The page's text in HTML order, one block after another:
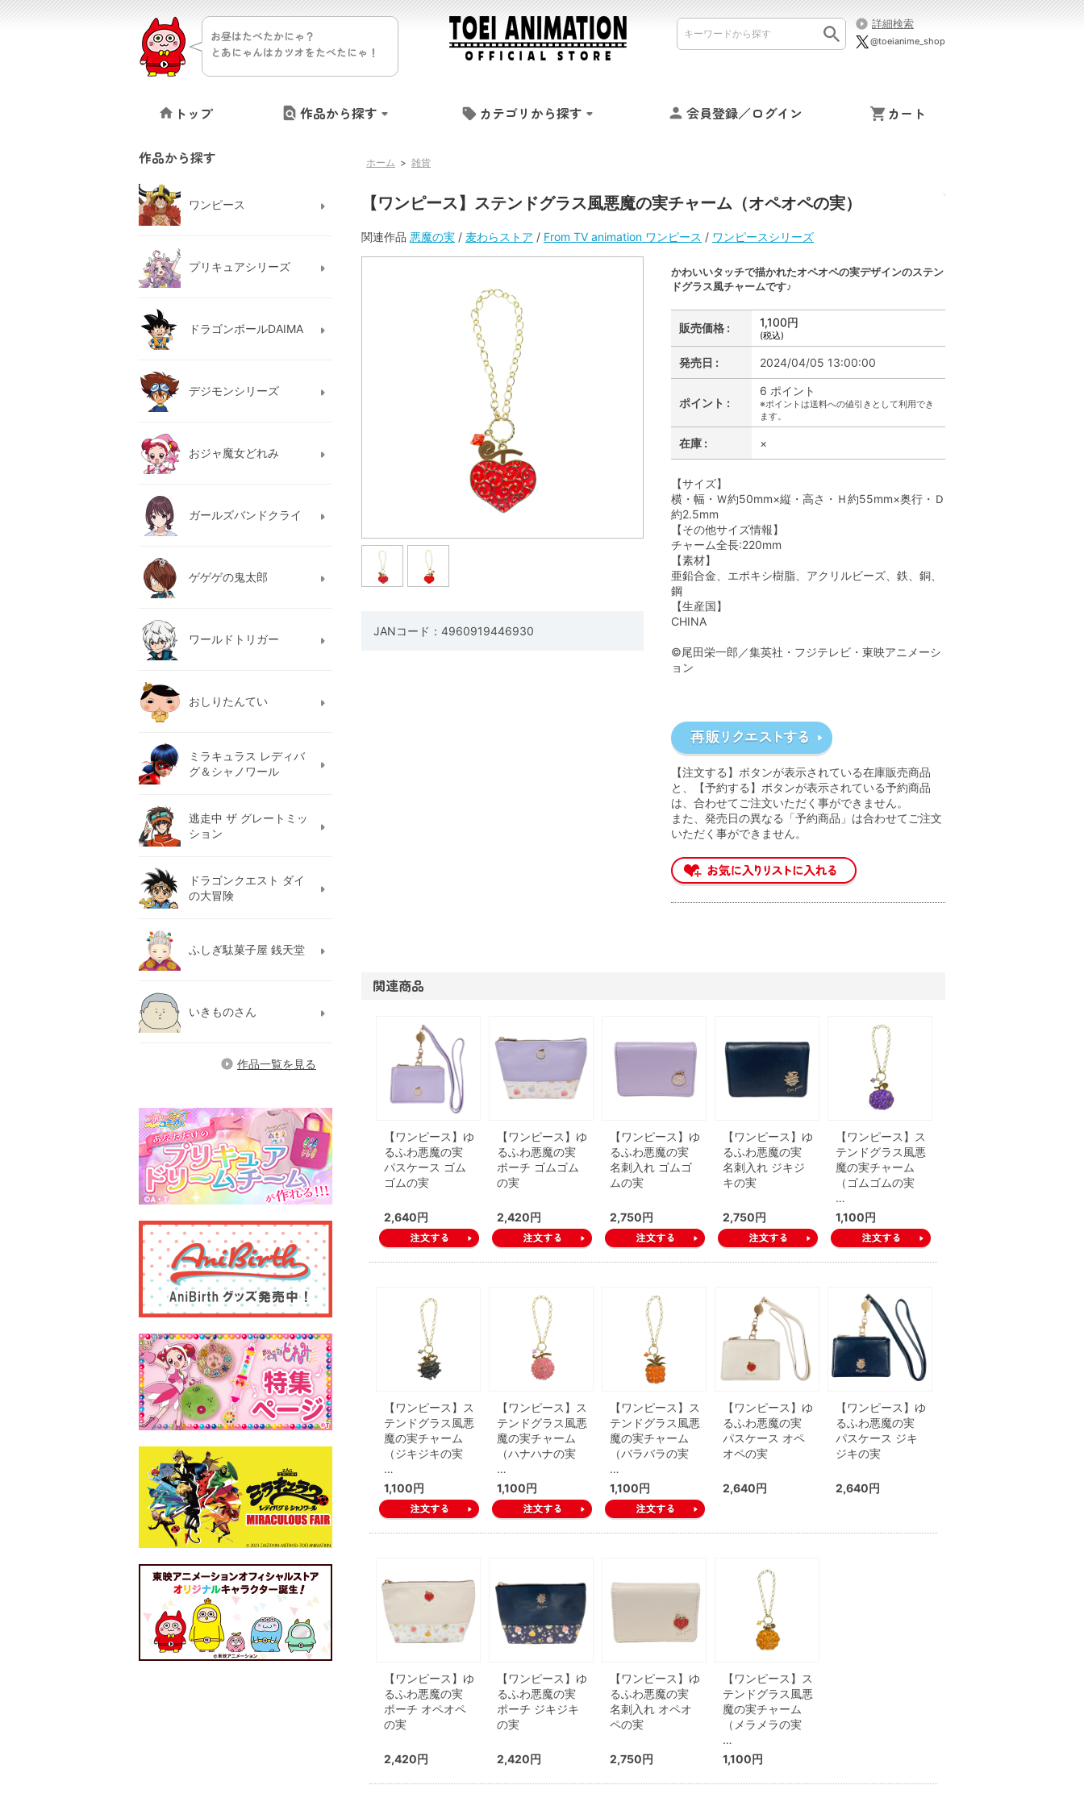
お昼はたべたかにゃ？
とあにゃんはカツオをたべたにゃ！
詳細検索
@toeianime_shop
トップ 作品から探す カテゴリから探す 会員登録／ログイン カート
ホーム > 雑貨
【ワンピース】ステンドグラス風悪魔の実チャーム（オペオペの実）
関連作品 悪魔の実 / 麦わらストア / From TV animation ワンピース / ワンピースシリーズ
JANコード：4960919446930
かわいいタッチで描かれたオペオペの実デザインのステン
ドグラス風チャームです♪
販売価格 : 1,100円
(税込)
発売日 : 2024/04/05 13:00:00
ポイント :
6 ポイント
※ポイントは送料への値引きとして利用でき
ます。
在庫 : ×
【サイズ】
横・幅・Ｗ約50mm×縦・高さ・Ｈ約55mm×奥行・Ｄ
約2.5mm
【その他サイズ情報】
チャーム全長:220mm
【素材】
亜鉛合金、エポキシ樹脂、アクリルビーズ、鉄、銅、
鋼
【生産国】
CHINA
©尾田栄一郎／集英社・フジテレビ・東映アニメーシ
ョン
【注文する】ボタンが表示されている在庫販売商品
と、【予約する】ボタンが表示されている予約商品
は、合わせてご注文いただく事ができません。
また、発売日の異なる「予約商品」は合わせてご注文
いただく事ができません。
関連商品
【ワンピース】ゆ
るふわ悪魔の実
パスケース ゴム
ゴムの実
2,640円
【ワンピース】ゆ
るふわ悪魔の実
ポーチ ゴムゴム
の実
2,420円
【ワンピース】ゆ
るふわ悪魔の実
名刺入れ ゴムゴ
ムの実
2,750円
【ワンピース】ゆ
るふわ悪魔の実
名刺入れ ジキジ
キの実
2,750円
【ワンピース】ス
テンドグラス風悪
魔の実チャーム
（ゴムゴムの実
…
1,100円
【ワンピース】ス
テンドグラス風悪
魔の実チャーム
（ジキジキの実
…
1,100円
【ワンピース】ス
テンドグラス風悪
魔の実チャーム
（ハナハナの実
…
1,100円
【ワンピース】ス
テンドグラス風悪
魔の実チャーム
（バラバラの実
…
1,100円
【ワンピース】ゆ
るふわ悪魔の実
パスケース オペ
オペの実
2,640円
【ワンピース】ゆ
るふわ悪魔の実
パスケース ジキ
ジキの実
2,640円
【ワンピース】ゆ
るふわ悪魔の実
ポーチ オペオペ
の実
2,420円
【ワンピース】ゆ
るふわ悪魔の実
ポーチ ジキジキ
の実
2,420円
【ワンピース】ゆ
るふわ悪魔の実
名刺入れ オペオ
ペの実
2,750円
【ワンピース】ス
テンドグラス風悪
魔の実チャーム
（メラメラの実
…
1,100円
作品から探す
ワンピース
プリキュアシリーズ
ドラゴンボールDAIMA
デジモンシリーズ
おジャ魔女どれみ
ガールズバンドクライ
ゲゲゲの鬼太郎
ワールドトリガー
おしりたんてい
ミラキュラス レディバ
グ＆シャノワール
逃走中 ザ グレートミッ
ション
ドラゴンクエスト ダイ
の大冒険
ふしぎ駄菓子屋 銭天堂
いきものさん
作品一覧を見る